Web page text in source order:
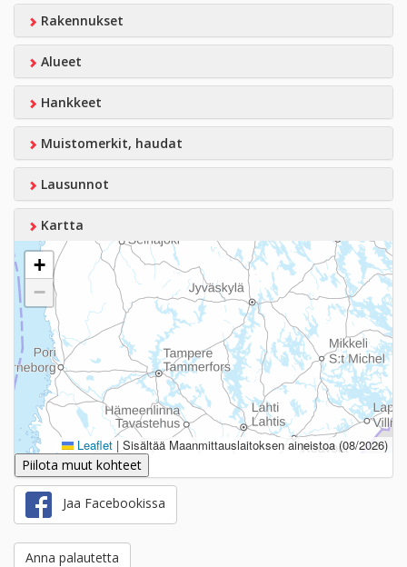
Rakennukset
Alueet
Hankkeet
Muistomerkit, haudat
Lausunnot
Kartta
+
−
Leaflet | Sisältää Maanmittauslaitoksen aineistoa (08/2026)
Piilota muut kohteet
Jaa Facebookissa
Anna palautetta